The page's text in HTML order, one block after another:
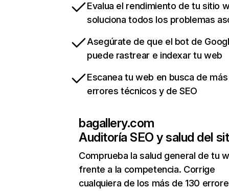
Evalua el rendimiento de tu sitio
soluciona todos los problemas
Asegúrate de que el bot de
puede rastrear e indexar tu web
Escanea tu web en busca de
errores técnicos y de SEO
bagallery.com
Auditoría SEO y salud del
Comprueba la salud general de tu
frente a la competencia. Corrige
cualquiera de los más de 130